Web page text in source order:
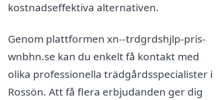
kostnadseffektiva alternativen.
Genom plattformen xn--trdgrdshjlp-pris-
wnbhn.se kan du enkelt få kontakt med
olika professionella trädgårdsspecialister i
Rossön. Att få flera erbjudanden ger dig